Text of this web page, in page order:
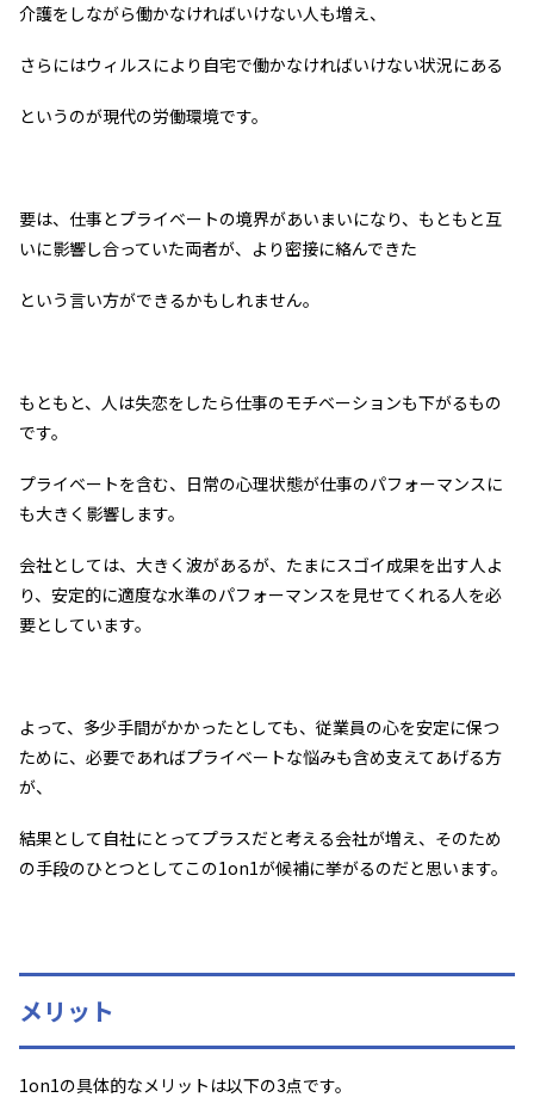
介護をしながら働かなければいけない人も増え、
さらにはウィルスにより自宅で働かなければいけない状況にある
というのが現代の労働環境です。
要は、仕事とプライベートの境界があいまいになり、もともと互
いに影響し合っていた両者が、より密接に絡んできた
という言い方ができるかもしれません。
もともと、人は失恋をしたら仕事のモチベーションも下がるもの
です。
プライベートを含む、日常の心理状態が仕事のパフォーマンスに
も大きく影響します。
会社としては、大きく波があるが、たまにスゴイ成果を出す人よ
り、安定的に適度な水準のパフォーマンスを見せてくれる人を必
要としています。
よって、多少手間がかかったとしても、従業員の心を安定に保つ
ために、必要であればプライベートな悩みも含め支えてあげる方
が、
結果として自社にとってプラスだと考える会社が増え、そのため
の手段のひとつとしてこの1on1が候補に挙がるのだと思います。
メリット
1on1の具体的なメリットは以下の3点です。